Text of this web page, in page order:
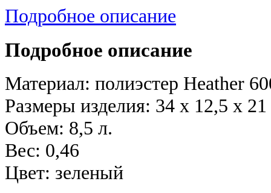
Подробное описание
Подробное описание
Материал: полиэстер Heather
Размеры изделия: 34 x 12,5 x
Объем: 8,5 л.
Вес: 0,46
Цвет: зеленый